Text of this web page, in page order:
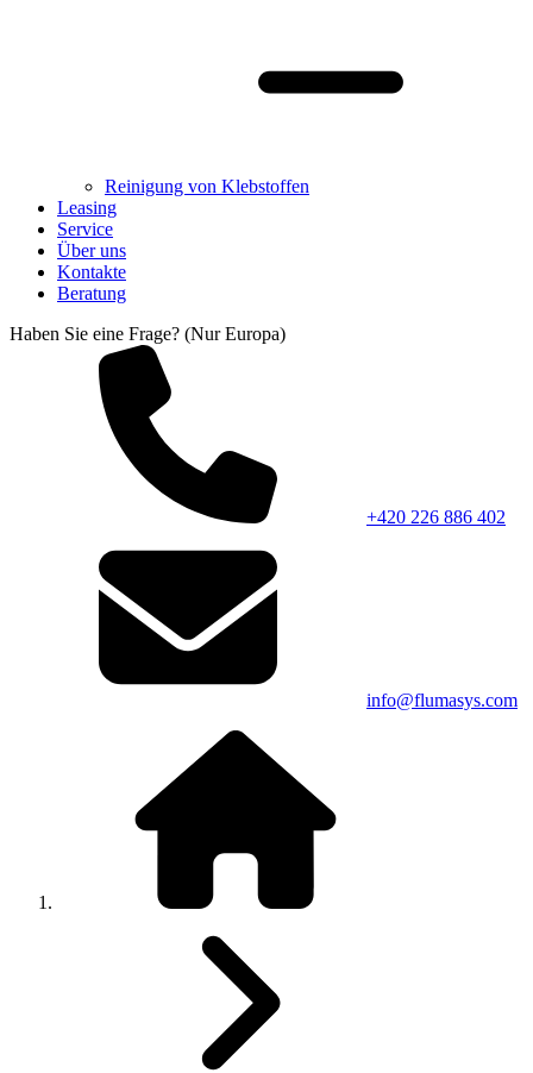
Reinigung von Klebstoffen
Leasing
Service
Über uns
Kontakte
Beratung
Haben Sie eine Frage? (Nur Europa)
+420 226 886 402
info@flumasys.com